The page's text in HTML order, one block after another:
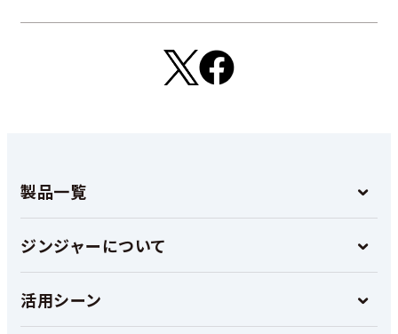
製品一覧
ジンジャーについて
活用シーン